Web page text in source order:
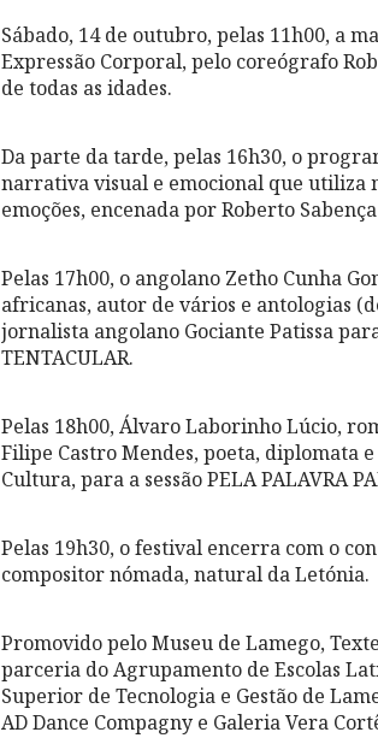
Sábado, 14 de outubro, pelas 11h00, a
Expressão Corporal, pelo coreógrafo
de todas as idades.
Da parte da tarde, pelas 16h30, o
narrativa visual e emocional que utiliza
emoções, encenada por Roberto
Pelas 17h00, o angolano Zetho Cunha
africanas, autor de vários e antologias
jornalista angolano Gociante Patissa
TENTACULAR.
Pelas 18h00, Álvaro Laborinho Lúcio,
Filipe Castro Mendes, poeta, diplomata
Cultura, para a sessão PELA PALAVRA
Pelas 19h30, o festival encerra com o
compositor nómada, natural da Letónia.
Promovido pelo Museu de Lamego,
parceria do Agrupamento de Escolas
Superior de Tecnologia e Gestão de
AD Dance Compagny e Galeria Vera